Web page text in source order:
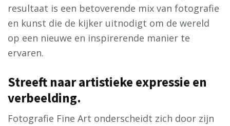
resultaat is een betoverende mix van fotografie
en kunst die de kijker uitnodigt om de wereld
op een nieuwe en inspirerende manier te
ervaren.
Streeft naar artistieke expressie en
verbeelding.
Fotografie Fine Art onderscheidt zich door zijn